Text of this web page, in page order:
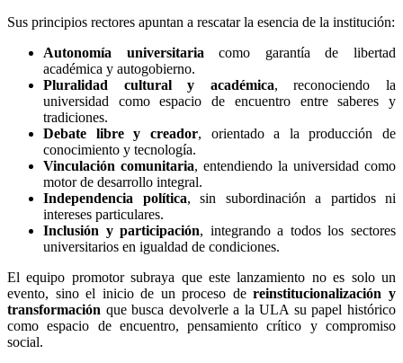
Sus principios rectores apuntan a rescatar la esencia de la institución:
Autonomía universitaria como garantía de libertad
académica y autogobierno.
Pluralidad cultural y académica, reconociendo la
universidad como espacio de encuentro entre saberes y
tradiciones.
Debate libre y creador, orientado a la producción de
conocimiento y tecnología.
Vinculación comunitaria, entendiendo la universidad como
motor de desarrollo integral.
Independencia política, sin subordinación a partidos ni
intereses particulares.
Inclusión y participación, integrando a todos los sectores
universitarios en igualdad de condiciones.
El equipo promotor subraya que este lanzamiento no es solo un
evento, sino el inicio de un proceso dereinstitucionalización y
transformación que busca devolverle a la ULA su papel histórico
como espacio de encuentro, pensamiento crítico y compromiso
social.